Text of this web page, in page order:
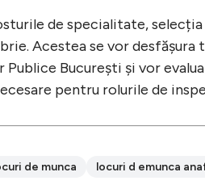
de specialitate,
Acestea se vor desfășura
Publice București și vor
pentru rolurile de
de munca locuri d emunca